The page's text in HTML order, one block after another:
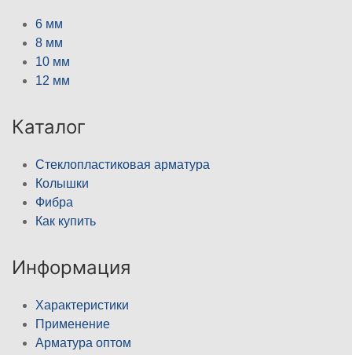
6 мм
8 мм
10 мм
12 мм
Каталог
Стеклопластиковая арматура
Колышки
Фибра
Как купить
Информация
Характеристики
Применение
Арматура оптом